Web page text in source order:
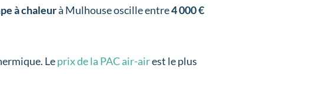
à chaleurà Mulhouse oscille entre4 000 €
Leprix de la PAC air-airest le plus